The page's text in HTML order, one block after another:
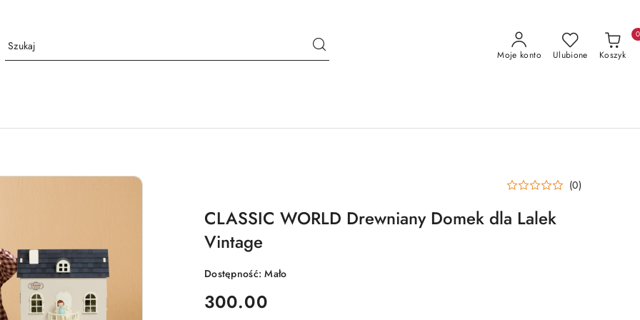
Moje konto Ulubione Koszyk
0
(0)
CLASSIC WORLD Drewniany Domek dla Lalek
Vintage
Dostępność:Mało
cena:
300.00